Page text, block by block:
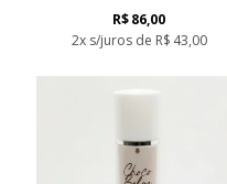
R$86,00
2x s/juros de R$ 43,00